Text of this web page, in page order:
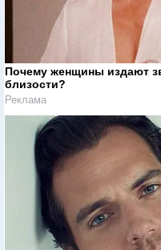
Почему женщины издают
близости?
Реклама